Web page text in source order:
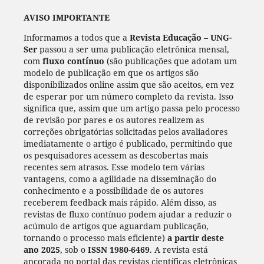
AVISO IMPORTANTE
Informamos a todos que a Revista Educação – UNG-
Serpassou a ser uma publicação eletrônica mensal,
com fluxo contínuo (são publicações que adotam um
modelo de publicação em que os artigos são
disponibilizados online assim que são aceitos, em vez
de esperar por um número completo da revista. Isso
significa que, assim que um artigo passa pelo processo
de revisão por pares e os autores realizem as
correções obrigatórias solicitadas pelos avaliadores
imediatamente o artigo é publicado, permitindo que
os pesquisadores acessem as descobertas mais
recentes sem atrasos. Esse modelo tem várias
vantagens, como a agilidade na disseminação do
conhecimento e a possibilidade de os autores
receberem feedback mais rápido. Além disso, as
revistas de fluxo contínuo podem ajudar a reduzir o
acúmulo de artigos que aguardam publicação,
tornando o processo mais eficiente) a partir deste
ano 2025, sob o ISSN 1980-6469. A revista está
ancorada no portal das revistas científicas eletrônicas